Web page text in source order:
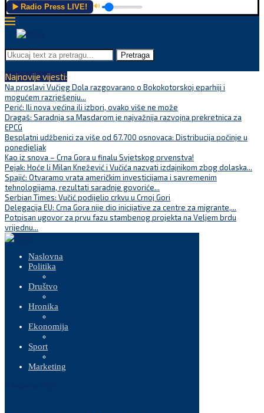
▶️ Radio Press LIVE! 🔊
Pretraga
Najnovije vijesti:
Na proslavi Vučjeg Dola razgovarano o Bokokotorskoj eparhiji i
mogućem razrješenju...
Perić: Ili nova većina ili izbori, ovako više ne može
Dragaš: Saradnja sa Masdarom je najvažnija razvojna prekretnica za
EPCG
Besplatni udžbenici za više od 67.700 osnovaca: Distribucija počinje u
ponedjeljak
Kao iz snova – Crna Gora u finalu Svjetskog prvenstva!
Pejak: Hoće li Milan Knežević i Vučića nazvati izdajnikom zbog dolaska...
Spajić: Otvaramo vrata američkim investicijama i savremenim
tehnologijama, rezultati saradnje govoriće...
Serbian Times: Vučić podijelio crkvu u Crnoj Gori
Delegacija EU: Crna Gora nije dio inicijative za centre za migrante,...
Potpisan ugovor za prvu fazu stambenog projekta na Veljem brdu
vrijednu...
Naslovna
Politika
Društvo
Hronika
Ekonomija
Sport
Marketing